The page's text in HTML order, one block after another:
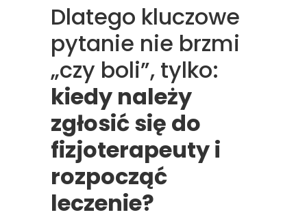
Dlatego kluczowe
pytanie nie brzmi
„czy boli”, tylko:
kiedy należy
zgłosić się do
fizjoterapeuty i
rozpocząć
leczenie?